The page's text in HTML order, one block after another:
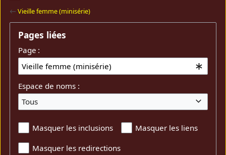
←Vieille femme (minisérie)
Pages liées
Page :
Espace de noms :
Tous
Masquer les inclusions
Masquer les liens
Masquer les redirections